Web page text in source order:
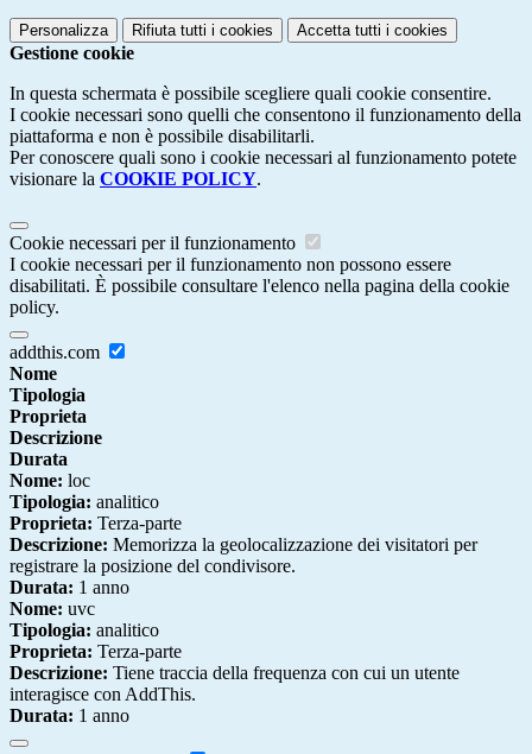
Personalizza Rifiuta tutti i cookies Accetta tutti i cookies
Gestione cookie
In questa schermata è possibile scegliere quali cookie consentire.
I cookie necessari sono quelli che consentono il funzionamento della
piattaforma e non è possibile disabilitarli.
Per conoscere quali sono i cookie necessari al funzionamento potete
visionare la COOKIE POLICY.
Cookie necessari per il funzionamento
I cookie necessari per il funzionamento non possono essere
disabilitati. È possibile consultare l'elenco nella pagina della cookie
policy.
addthis.com
Nome
Tipologia
Proprieta
Descrizione
Durata
Nome: loc
Tipologia: analitico
Proprieta: Terza-parte
Descrizione: Memorizza la geolocalizzazione dei visitatori per
registrare la posizione del condivisore.
Durata: 1 anno
Nome: uvc
Tipologia: analitico
Proprieta: Terza-parte
Descrizione: Tiene traccia della frequenza con cui un utente
interagisce con AddThis.
Durata: 1 anno